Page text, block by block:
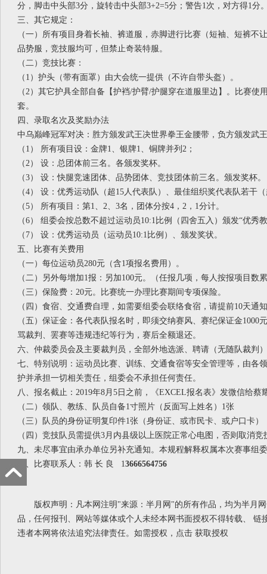
分，脚击中头部3分，旋转击中头部3+2=5分；警告1次，对方得1分
三、其它规定：
（一）所有项目身着长袖、裤道服，赤脚进行比赛（短袖、短裤不
品势服，竞技服均可，但禁止奇装特服。
（二）竞技比赛：
（ 1）护头（带有面罩）由大会统一提供（不许自带头盔）。
（2）其它护具全部自备【护裆/护臂/护腿穿在道服里边】。比赛使
套。
四、录取名次及奖励办法
中乌巅峰冠军对决：胜方颁发武王决世界拳王金腰带，负方颁发武
（ 1） 所有项目设：金牌1、银牌1、铜牌并列2；
（2） 设：总团体前三名。各颁发奖杯。
（3） 设：快腿竞速团体、品势团体、竞技团体前三名。颁发奖杯。
（4） 设：优秀运动队（超15人代表队）、最佳组织奖代表队若干
（5） 所有项目：第1、2、3名，团体分按4，2，1分计。
（6） 组委会按总数不超过运动员10:1比例（四舍五入）颁发“优秀
（ 7） 设：优秀运动员（运动员10:1比例）、颁发奖状。
五、比赛有关费用
（一）每位运动员280元（含1项报名费用）。
（二）另外每增加1报：另加100元。（任报几项，每人按报项目数
（三）保险费： 20元。比赛统一办理比赛期间专项保险。
（四）食宿、交通费自理，如需要组委会联络食宿，请提前10天通
（五）保证金：各代表队报名时，即须交纳赛风、赛纪保证金1000
骂裁判、罢赛等违规违纪等行为，赛后全额退还。
六、仲裁委员会及主要裁判员 ，全部外地选派、聘请（无随队裁判）
七、特别说明： 运动员比赛、训练、交通食宿等安全管理等，由各
护并承担一切相关责任，组委会不承担任何责任。
八、报名截止： 2019年8月5日之前，《EXCEL报名表》发微信给蔡
（二）领队、教练、队员自备1寸照片（反面写上姓名）1张
（三）队员的身份证明复印件1张（身份证、或市民卡、或户口卡）
（四）竞技队员需提供3月内县级以上医院正常心电图，否则取消竞
九、未尽事宜由承办单位另补充通知。 本规程解释权属本次赛事组
十、比赛联系人：韩 长 良 13666564756
版权声明：凡本网注明"来源：半月网"的所有作品，均为半月
品，任何报刊、网站等媒体或个人未经本网书面授权不得转载、 链
违者本网将依法追究法律责任。如需授权，点击 获取授权